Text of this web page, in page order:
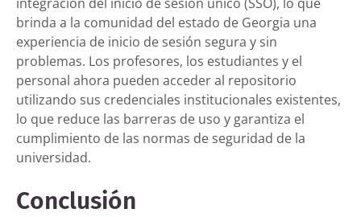
integración del inicio de sesión único (SSO), lo que
brinda a la comunidad del estado de Georgia una
experiencia de inicio de sesión segura y sin
problemas. Los profesores, los estudiantes y el
personal ahora pueden acceder al repositorio
utilizando sus credenciales institucionales existentes,
lo que reduce las barreras de uso y garantiza el
cumplimiento de las normas de seguridad de la
universidad.
Conclusión